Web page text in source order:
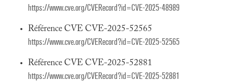
https://www.cve.org/CVERecord?id=CVE-2025-48989
Référence CVE CVE-2025-52565
https://www.cve.org/CVERecord?id=CVE-2025-52565
Référence CVE CVE-2025-52881
https://www.cve.org/CVERecord?id=CVE-2025-52881